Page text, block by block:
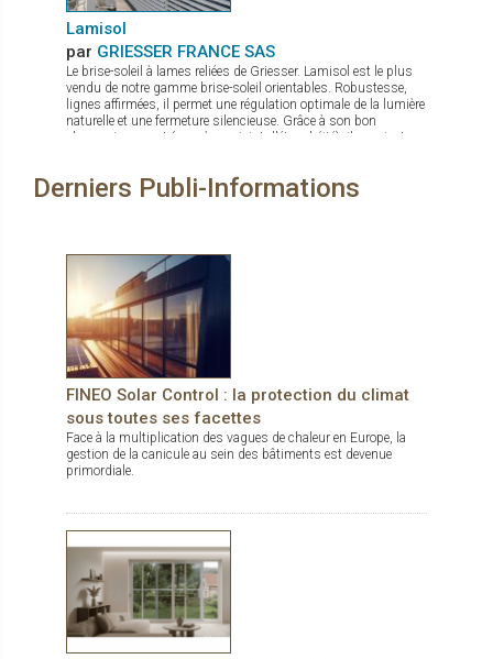
Lamisol
par GRIESSER FRANCE SAS
Le brise-soleil à lames reliées de Griesser. Lamisol est le plus
vendu de notre gamme brise-soleil orientables. Robustesse,
lignes affirmées, il permet une régulation optimale de la lumière
naturelle et une fermeture silencieuse. Grâce à son bon
obscurcissement (avec à son joint d'étanchéité), il convient
90 mm et 70 mm (pour les espaces exigus). Il bénéficie d'une
(système autoporteur) : facilité de pose Option Lamisol® III
Reflect : Le système Lamisol® III Reflect permet trois ou deux
positions des lames sur le même store. En bas, le store
protège contre l'éblouissement désagréable quand on travaille
à l'ordinateur La partie centrale du store diffuse une agréable
lumière du jour. La partie supérieure amène la lumière jusqu'à
l'intérieur pour une sensation agréable dans la pièce. La
bicoloration et 150 coloris en standard, vous sont proposés
pour un maximum de personnalisation.
Derniers Publi-Informations
FINEO Solar Control : la protection du climat
sous toutes ses facettes
Face à la multiplication des vagues de chaleur en Europe, la
gestion de la canicule au sein des bâtiments est devenue
primordiale.